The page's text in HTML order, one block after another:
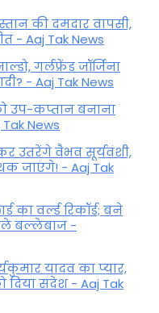
की दमदार वापसी,
- Aaj Tak News
गर्लफ्रेंड जॉर्जिना
- Aaj Tak News
उप-कप्तान बनाना
News
उतरेंगे वैभव सूर्यवंशी,
जाएंगे! - Aaj Tak
का वर्ल्ड रिकॉर्ड; बने
बल्लेबाज -
यादव का प्यार,
दिया संदेश - Aaj Tak